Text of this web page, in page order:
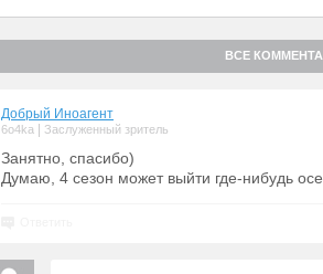
ВСЕ
Добрый Иноагент
6o4ka Заслуженный зритель
Занятно, спасибо)
Думаю, 4 сезон может выйти где-нибудь